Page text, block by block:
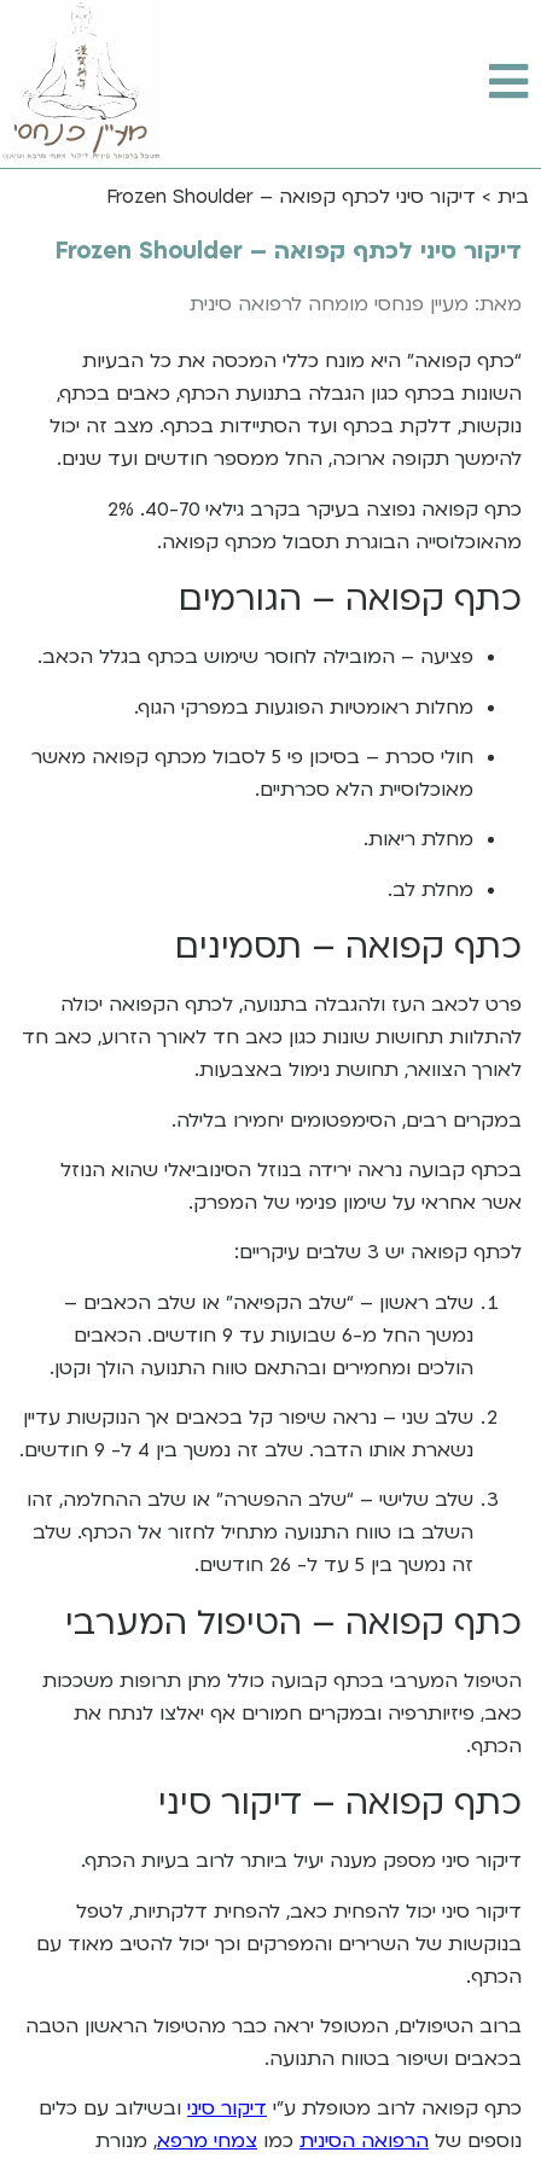
בית > דיקור סיני לכתף קפואה – Frozen Shoulder
דיקור סיני לכתף קפואה – Frozen Shoulder
מאת: מעיין פנחסי מומחה לרפואה סינית
“כתף קפואה” היא מונח כללי המכסה את כל הבעיות
השונות בכתף כגון הגבלה בתנועת הכתף, כאבים בכתף,
נוקשות, דלקת בכתף ועד הסתיידות בכתף. מצב זה יכול
להימשך תקופה ארוכה, החל ממספר חודשים ועד שנים.
כתף קפואה נפוצה בעיקר בקרב גילאי 40-70. 2%
מהאוכלוסייה הבוגרת תסבול מכתף קפואה.
כתף קפואה – הגורמים
פציעה – המובילה לחוסר שימוש בכתף בגלל הכאב.
מחלות ראומטיות הפוגעות במפרקי הגוף.
חולי סכרת – בסיכון פי 5 לסבול מכתף קפואה מאשר
מאוכלוסיית הלא סכרתיים.
מחלת ריאות.
מחלת לב.
כתף קפואה – תסמינים
פרט לכאב העז ולהגבלה בתנועה, לכתף הקפואה יכולה
להתלוות תחושות שונות כגון כאב חד לאורך הזרוע, כאב חד
לאורך הצוואר, תחושת נימול באצבעות.
במקרים רבים, הסימפטומים יחמירו בלילה.
בכתף קבועה נראה ירידה בנוזל הסינוביאלי שהוא הנוזל
אשר אחראי על שימון פנימי של המפרק.
לכתף קפואה יש 3 שלבים עיקריים:
שלב ראשון – “שלב הקפיאה” או שלב הכאבים –
נמשך החל מ-6 שבועות עד 9 חודשים. הכאבים
הולכים ומחמירים ובהתאם טווח התנועה הולך וקטן.
שלב שני – נראה שיפור קל בכאבים אך הנוקשות עדיין
נשארת אותו הדבר. שלב זה נמשך בין 4 ל- 9 חודשים.
שלב שלישי – “שלב ההפשרה” או שלב ההחלמה, זהו
השלב בו טווח התנועה מתחיל לחזור אל הכתף. שלב
זה נמשך בין 5 עד ל- 26 חודשים.
כתף קפואה – הטיפול המערבי
הטיפול המערבי בכתף קבועה כולל מתן תרופות משככות
כאב, פיזיותרפיה ובמקרים חמורים אף יאלצו לנתח את
הכתף.
כתף קפואה – דיקור סיני
דיקור סיני מספק מענה יעיל ביותר לרוב בעיות הכתף.
דיקור סיני יכול להפחית כאב, להפחית דלקתיות, לטפל
בנוקשות של השרירים והמפרקים וכך יכול להטיב מאוד עם
הכתף.
ברוב הטיפולים, המטופל יראה כבר מהטיפול הראשון הטבה
בכאבים ושיפור בטווח התנועה.
כתף קפואה לרוב מטופלת ע”י דיקור סיני ובשילוב עם כלים
נוספים של הרפואה הסינית כמו צמחי מרפא, מנורת